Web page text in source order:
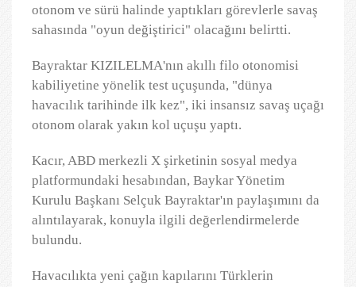
otonom ve sürü halinde yaptıkları görevlerle savaş
sahasında "oyun değiştirici" olacağını belirtti.
Bayraktar KIZILELMA'nın akıllı filo otonomisi
kabiliyetine yönelik test uçuşunda, "dünya
havacılık tarihinde ilk kez", iki insansız savaş uçağı
otonom olarak yakın kol uçuşu yaptı.
Kacır, ABD merkezli X şirketinin sosyal medya
platformundaki hesabından, Baykar Yönetim
Kurulu Başkanı Selçuk Bayraktar'ın paylaşımını da
alıntılayarak, konuyla ilgili değerlendirmelerde
bulundu.
Havacılıkta yeni çağın kapılarını Türklerin